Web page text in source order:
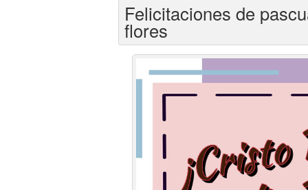
Felicitaciones de
flores